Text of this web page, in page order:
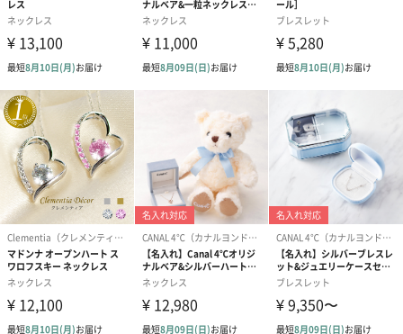
コットン巾着 【誕生
日】（グレー）S（550
円）
コットン巾着 【誕生
ク）S（550円）
コットン巾着
結婚祝いちょい足しギフト
結婚祝いギフトへの＋αにおすすめです。新生活を彩るギフトオプ
ションをご用意いたしました。
商品と同梱してお届けいたします。